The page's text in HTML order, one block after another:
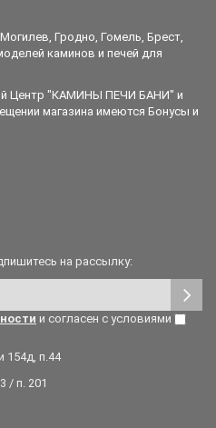
Гродно, Гомель, Брест,
каминов и печей для
Центр "КАМИНЫ ПЕЧИ БАНИ" и
магазина имеются Бонусы и
на рассылку:
и согласен с условиями
154д, п.44
/ п. 201